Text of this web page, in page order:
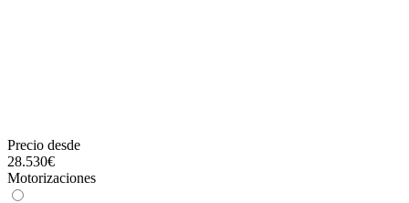
Precio desde
28.530€
Motorizaciones